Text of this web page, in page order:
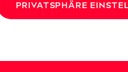
Privatsphäre